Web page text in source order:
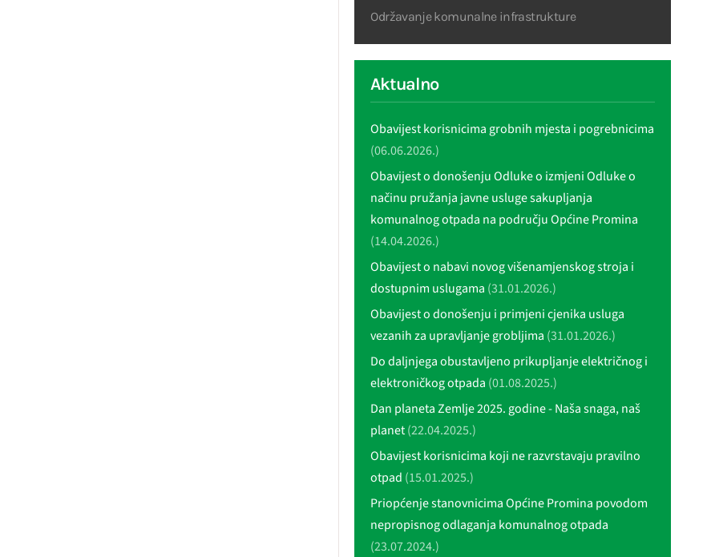
Održavanje komunalne infrastrukture
Aktualno
Obavijest korisnicima grobnih mjesta i pogrebnicima
(06.06.2026.)
Obavijest o donošenju Odluke o izmjeni Odluke o
načinu pružanja javne usluge sakupljanja
komunalnog otpada na području Općine Promina
(14.04.2026.)
Obavijest o nabavi novog višenamjenskog stroja i
dostupnim uslugama (31.01.2026.)
Obavijest o donošenju i primjeni cjenika usluga
vezanih za upravljanje grobljima (31.01.2026.)
Do daljnjega obustavljeno prikupljanje električnog i
elektroničkog otpada (01.08.2025.)
Dan planeta Zemlje 2025. godine - Naša snaga, naš
planet(22.04.2025.)
Obavijest korisnicima koji ne razvrstavaju pravilno
otpad (15.01.2025.)
Priopćenje stanovnicima Općine Promina povodom
nepropisnog odlaganja komunalnog otpada
(23.07.2024.)